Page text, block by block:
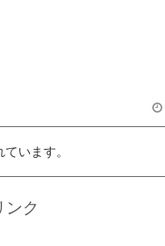
います。
ンク